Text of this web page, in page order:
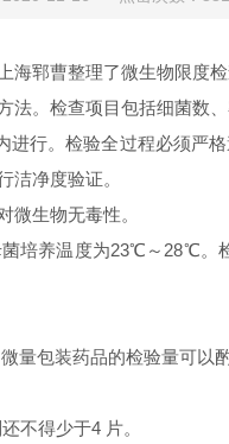
郓曹整理了微生物限度
。检查项目包括细菌数
行。检验全过程必须严
洁净度验证。
生物无毒性。
养温度为23℃～28℃。
量包装药品的检验量可
不得少于4 片。